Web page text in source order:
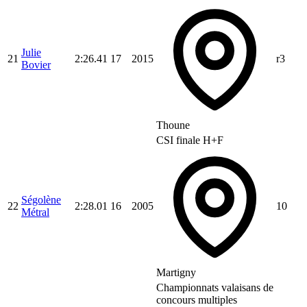
21
Julie
Bovier
2:26.41 17 2015
Thoune
r3
22
Ségolène
Métral
2:28.01 16 2005
CSI finale H+F
Martigny
10
Championnats valaisans de
concours multiples